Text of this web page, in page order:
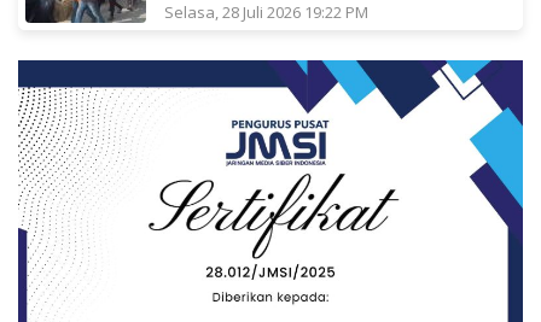
Selasa, 28 Juli 2026 19:22 PM